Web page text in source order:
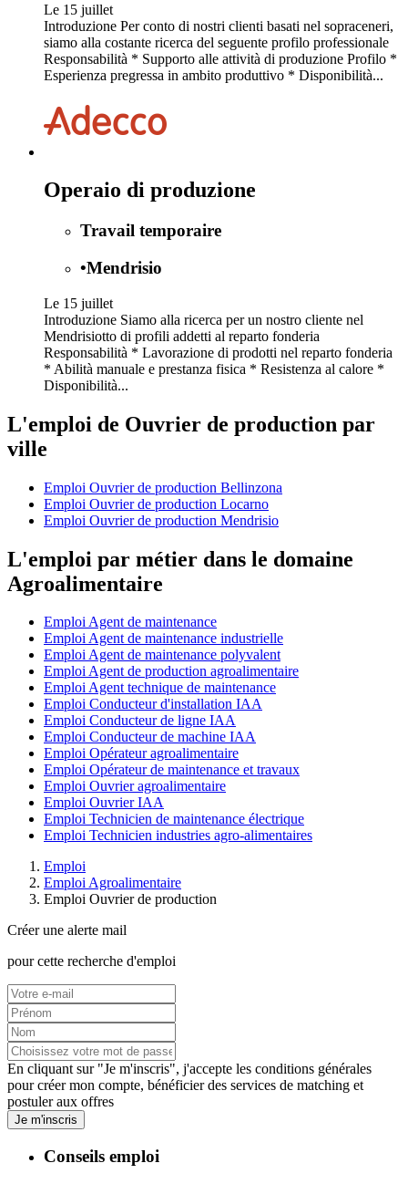
Le 15 juillet
Introduzione Per conto di nostri clienti basati nel sopraceneri,
siamo alla costante ricerca del seguente profilo professionale
Responsabilità * Supporto alle attività di produzione Profilo *
Esperienza pregressa in ambito produttivo * Disponibilità...
Operaio di produzione
Travail temporaire
•Mendrisio
Le 15 juillet
Introduzione Siamo alla ricerca per un nostro cliente nel
Mendrisiotto di profili addetti al reparto fonderia
Responsabilità * Lavorazione di prodotti nel reparto fonderia
* Abilità manuale e prestanza fisica * Resistenza al calore *
Disponibilità...
L'emploi de Ouvrier de production par
ville
Emploi Ouvrier de production Bellinzona
Emploi Ouvrier de production Locarno
Emploi Ouvrier de production Mendrisio
L'emploi par métier dans le domaine
Agroalimentaire
Emploi Agent de maintenance
Emploi Agent de maintenance industrielle
Emploi Agent de maintenance polyvalent
Emploi Agent de production agroalimentaire
Emploi Agent technique de maintenance
Emploi Conducteur d'installation IAA
Emploi Conducteur de ligne IAA
Emploi Conducteur de machine IAA
Emploi Opérateur agroalimentaire
Emploi Opérateur de maintenance et travaux
Emploi Ouvrier agroalimentaire
Emploi Ouvrier IAA
Emploi Technicien de maintenance électrique
Emploi Technicien industries agro-alimentaires
Emploi
Emploi Agroalimentaire
Emploi Ouvrier de production
Créer une alerte mail
pour cette recherche d'emploi
En cliquant sur "Je m'inscris", j'accepte les conditions générales
pour créer mon compte, bénéficier des services de matching et
postuler aux offres
Je m'inscris
Conseils emploi